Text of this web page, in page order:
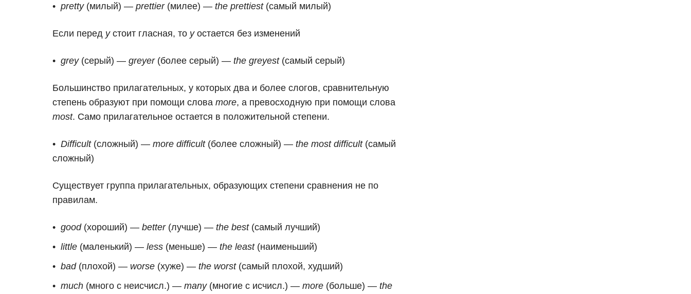
pretty(милый) — prettier(милее) — the prettiest(самый милый)
Если перед yстоит гласная, то yостается без изменений
grey(серый) — greyer(более серый) — the greyest(самый серый)
Большинство прилагательных, у которых два и более слогов, сравнительную
степень образуют при помощи слова more, а превосходную при помощи слова
most. Само прилагательное остается в положительной степени.
Difficult(сложный) — more difficult(более сложный) — the most difficult(самый
сложный)
Существует группа прилагательных, образующих степени сравнения не по
правилам.
good(хороший) — better(лучше) — the best(самый лучший)
little (маленький) — less (меньше) — the least(наименьший)
bad(плохой) — worse (хуже) — the worst(самый плохой, худший)
much (много с неисчисл.) — many(многие с исчисл.) — more (больше) — the